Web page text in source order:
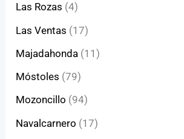
Las Rozas (4)
Las Ventas (17)
Majadahonda (11)
Móstoles (79)
Mozoncillo (94)
Navalcarnero (17)